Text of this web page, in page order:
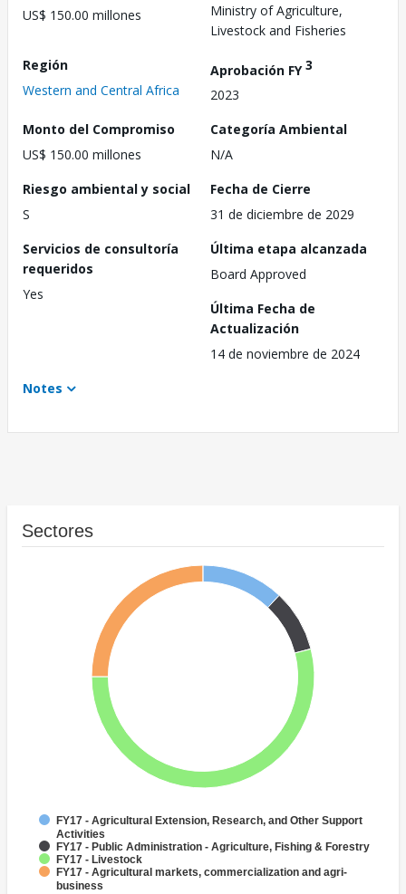
US$ 150.00 millones
Ministry of Agriculture,
Livestock and Fisheries
Región
Western and Central Africa
Aprobación FY3
2023
Monto del Compromiso
US$ 150.00 millones
Categoría Ambiental
N/A
Riesgo ambiental y social
S
Fecha de Cierre
31 de diciembre de 2029
Servicios de consultoría
requeridos
Yes
Última etapa alcanzada
Board Approved
Última Fecha de
Actualización
14 de noviembre de 2024
Notes
Sectores
FY17 - Agricultural Extension, Research, and Other Support
Activities
FY17 - Public Administration - Agriculture, Fishing & Forestry
FY17 - Livestock
FY17 - Agricultural markets, commercialization and agri-
business